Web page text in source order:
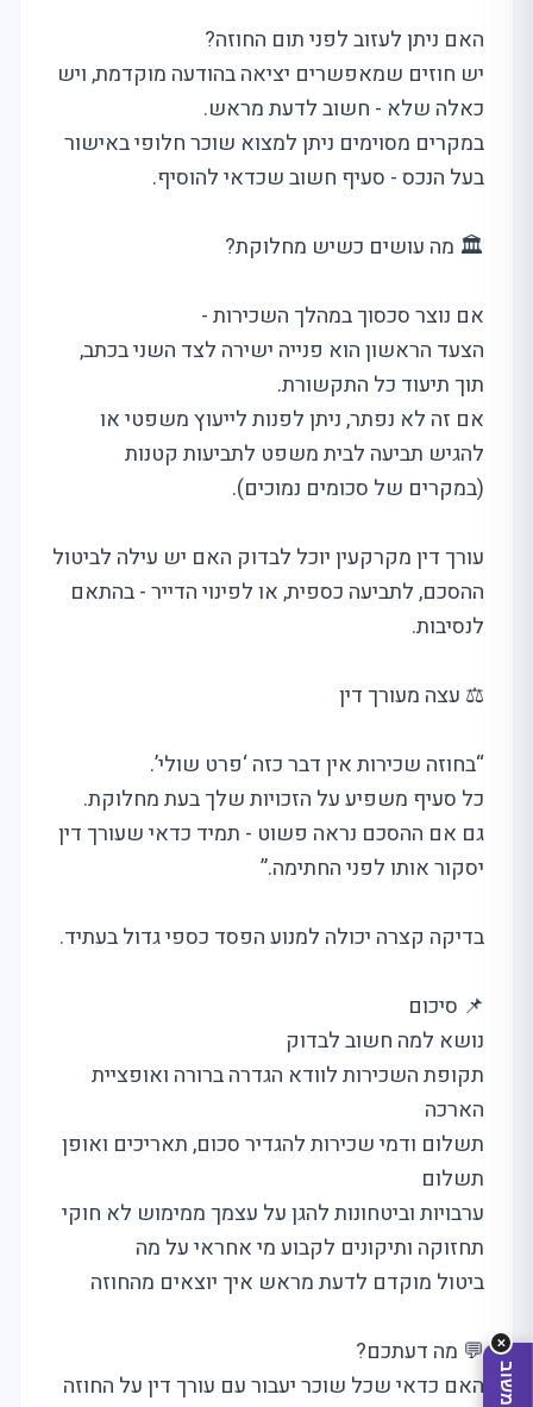
מהמחפשיםהיום?
האם ניתן לעזוב לפני תום החוזה?
יש חוזים שמאפשרים יציאה בהודעה מוקדמת, ויש
כאלה שלא - חשוב לדעת מראש.
במקרים מסוימים ניתן למצוא שוכר חלופי באישור
בעל הנכס - סעיף חשוב שכדאי להוסיף.
🏛️ מה עושים כשיש מחלוקת?
אם נוצר סכסוך במהלך השכירות -
הצעד הראשון הוא פנייה ישירה לצד השני בכתב,
תוך תיעוד כל התקשורת.
אם זה לא נפתר, ניתן לפנות לייעוץ משפטי או
להגיש תביעה לבית משפט לתביעות קטנות
(במקרים של סכומים נמוכים).
עורך דין מקרקעין יוכל לבדוק האם יש עילה לביטול
ההסכם, לתביעה כספית, או לפינוי הדייר - בהתאם
לנסיבות.
⚖️ עצה מעורך דין
“בחוזה שכירות אין דבר כזה ‘פרט שולי’.
כל סעיף משפיע על הזכויות שלך בעת מחלוקת.
גם אם ההסכם נראה פשוט - תמיד כדאי שעורך דין
יסקור אותו לפני החתימה.”
בדיקה קצרה יכולה למנוע הפסד כספי גדול בעתיד.
📌 סיכום
נושא למה חשוב לבדוק
תקופת השכירות לוודא הגדרה ברורה ואופציית
הארכה
תשלום ודמי שכירות להגדיר סכום, תאריכים ואופן
תשלום
ערבויות וביטחונות להגן על עצמך ממימוש לא חוקי
תחזוקה ותיקונים לקבוע מי אחראי על מה
ביטול מוקדם לדעת מראש איך יוצאים מהחוזה
💬 מה דעתכם?
האם כדאי שכל שוכר יעבור עם עורך דין על החוזה
✕